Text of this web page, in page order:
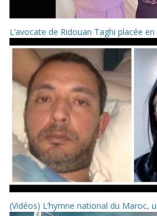
L’avocate de Ridouan Taghi placée
(Vidéos) L’hymne national du Maroc,